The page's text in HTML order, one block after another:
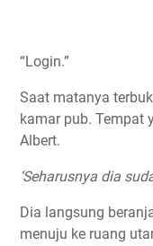
“Login.”
Saat matanya
kamar pub. Tempat
Albert.
‘Seharusnya dia
Dia langsung
menuju ke ruang